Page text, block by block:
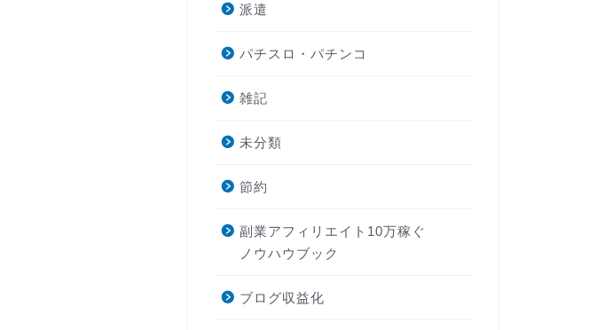
派遣
パチスロ・パチンコ
雑記
未分類
節約
副業アフィリエイト10万稼ぐ
ノウハウブック
ブログ収益化